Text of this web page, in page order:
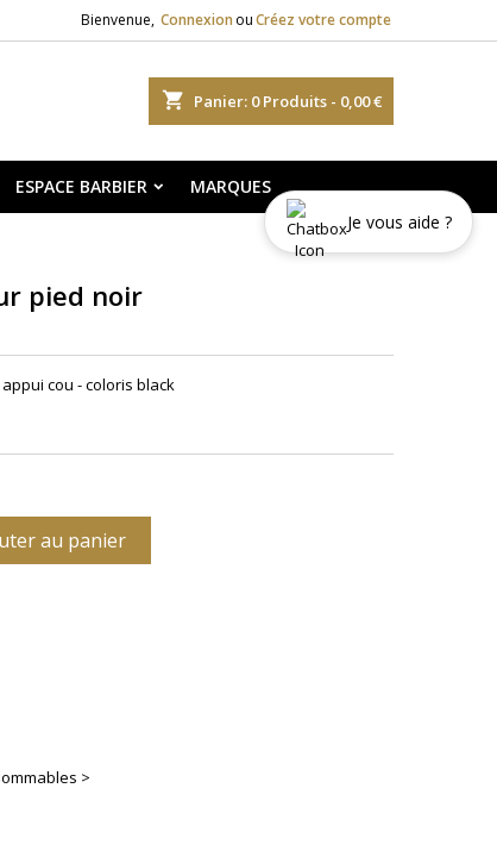
Bienvenue, Connexion ouCréez votre compte
shopping_cart Panier: 0Produits - 0,00 €
ESPACE BARBIER MARQUES
pied noir
cou - coloris black
au panier
>
Je vous aide ?